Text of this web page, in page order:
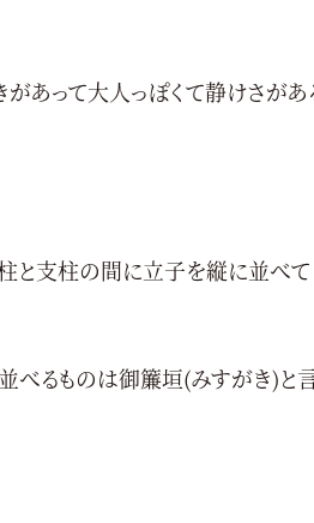
あって大人っぽくて静けさがあ
と支柱の間に立子を縦に並べて
べるものは御簾垣(みすがき)と